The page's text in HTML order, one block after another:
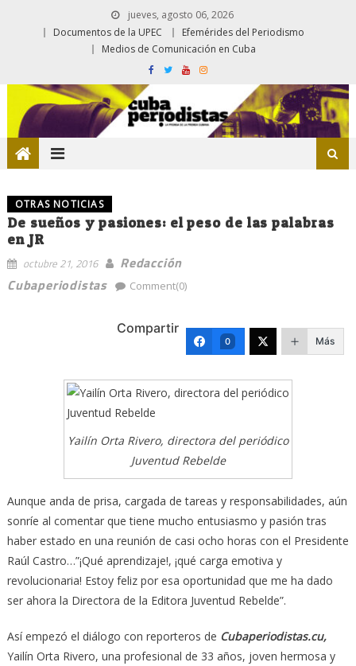
jueves, agosto 06, 2026
Documentos de la UPEC
Efemérides del Periodismo
Medios de Comunicación en Cuba
OTRAS NOTICIAS
De sueños y pasiones: el peso de las palabras
en JR
octubre 21, 2016
Redacción
Cubaperiodistas
Comment(0)
Compartir
0 Más
Yailín Orta Rivero, directora del periódico
Juventud Rebelde
Aunque anda de prisa, cargada de tareas y responsabilidades, aún
sonríe al comentar que tiene mucho entusiasmo y pasión tras
haber estado en una reunión de casi ocho horas con el Presidente
Raúl Castro…”¡Qué aprendizaje!, ¡qué carga emotiva y
revolucionaria! Estoy feliz por esa oportunidad que me ha dado
ser ahora la Directora de la Editora Juventud Rebelde”.
Así empezó el diálogo con reporteros de Cubaperiodistas.cu,
Yailín Orta Rivero, una profesional de 33 años, joven hermosa y